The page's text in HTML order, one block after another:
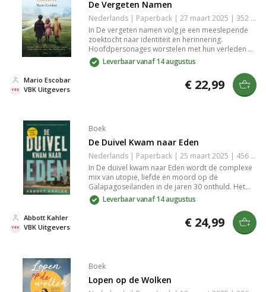
De Vergeten Namen
Nederlands | Paperback | 27 maart 2025 | 352 pagina's | 9789029738194
In De vergeten namen volg je een meeslepende
zoektocht naar identiteit en herinnering.
Hoofdpersonages worstelen met hun verleden en
de impact ervan op hun huidige leven.
Schaduwachtige geheimen en verwikkelingen
geboeid blijft. Een indringend verhaal dat de
Leverbaar vanaf 14 augustus
VBK Uitgevers
Mario Escobar € 22,99
Boek
De Duivel Kwam naar Eden
Nederlands | Paperback | 25 maart 2025 | 456 pagina's | 9789023962861
In De duivel kwam naar Eden wordt de complexe
mix van utopie, liefde en moord op de
Galapagoseilanden in de jaren 30 onthuld. Het
verhaal verkent de duistere zijden van menselijke
verlangens en de gevolgen van dromen in een
paradijselijke omgeving. Het boek biedt een
indringende blik op de strijd tussen idealisme en
Leverbaar vanaf 14 augustus
VBK Uitgevers
Abbott Kahler € 24,99
Boek
Lopen op de Wolken